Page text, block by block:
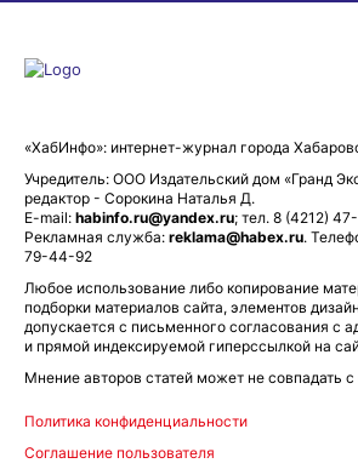
«ХабИнфо»: интернет-журнал города
Учредитель: ООО Издательский дом «Гранд
редактор - Сорокина Наталья Д.
E-mail: habinfo.ru@yandex.ru; тел. 8 (4212)
Рекламная служба: reklama@habex.ru.
79-44-92
Любое использование либо копирование
подборки материалов сайта, элементов
допускается с письменного согласования с
и прямой индексируемой гиперссылкой на
Мнение авторов статей может не совпадать
Политика конфиденциальности
Соглашение пользователя